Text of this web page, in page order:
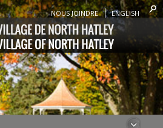
NOUS JOINDRE ENGLISH